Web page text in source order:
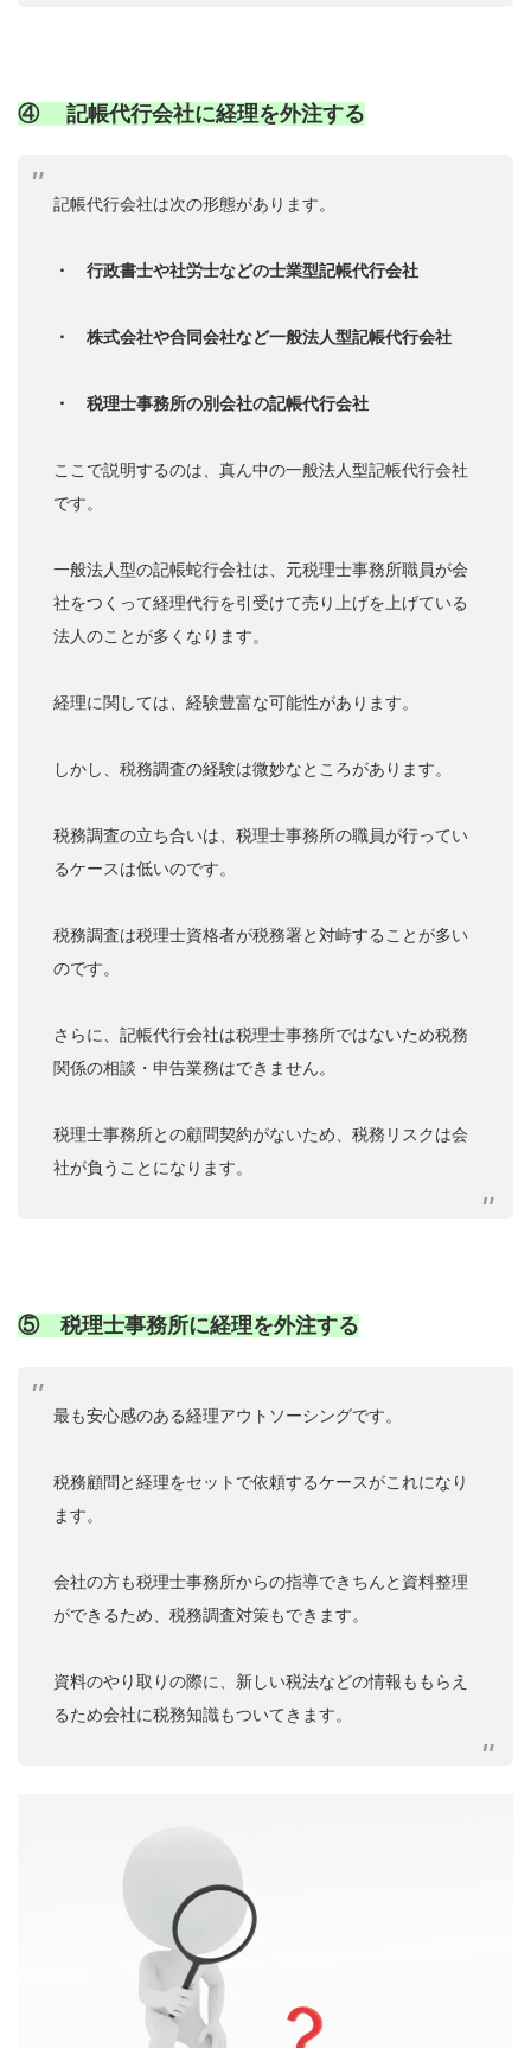
④ 記帳代行会社に経理を外注する
記帳代行会社は次の形態があります。
・ 行政書士や社労士などの士業型記帳代行会社
・ 株式会社や合同会社など一般法人型記帳代行会社
・ 税理士事務所の別会社の記帳代行会社
ここで説明するのは、真ん中の一般法人型記帳代行会社
です。
一般法人型の記帳蛇行会社は、元税理士事務所職員が会
社をつくって経理代行を引受けて売り上げを上げている
法人のことが多くなります。
経理に関しては、経験豊富な可能性があります。
しかし、税務調査の経験は微妙なところがあります。
税務調査の立ち合いは、税理士事務所の職員が行ってい
るケースは低いのです。
税務調査は税理士資格者が税務署と対峙することが多い
のです。
さらに、記帳代行会社は税理士事務所ではないため税務
関係の相談・申告業務はできません。
税理士事務所との顧問契約がないため、税務リスクは会
社が負うことになります。
⑤ 税理士事務所に経理を外注する
最も安心感のある経理アウトソーシングです。
税務顧問と経理をセットで依頼するケースがこれになり
ます。
会社の方も税理士事務所からの指導できちんと資料整理
ができるため、税務調査対策もできます。
資料のやり取りの際に、新しい税法などの情報ももらえ
るため会社に税務知識もついてきます。